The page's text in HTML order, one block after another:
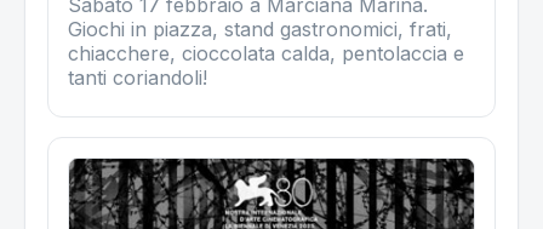
Giochi in piazza, stand gastronomici, frati,
chiacchere, cioccolata calda, pentolaccia e
tanti coriandoli!